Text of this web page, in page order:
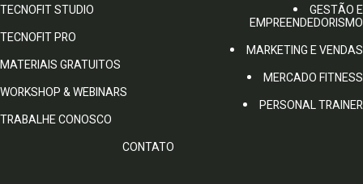
TECNOFIT STUDIO
TECNOFIT PRO
MATERIAIS GRATUITOS
WORKSHOP & WEBINARS
TRABALHE CONOSCO
CONTATO
GESTÃO E
EMPREENDEDORISMO
MARKETING E VENDAS
MERCADO FITNESS
PERSONAL TRAINER